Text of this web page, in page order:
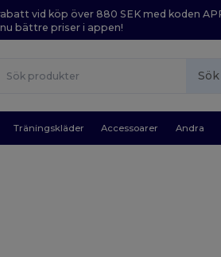
rabatt vid köp över 880 SEK med koden
bättre priser i appen!
Sök
Träningskläder Accessoarer Andra